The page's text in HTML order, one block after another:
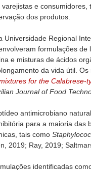
e
dos produtos.
Universidade Regional
formulações de
e misturas de ácidos
da vida útil.
for the Calabrese-
Journal of Food
antimicrobiano
para a maioria das
tais como
2019; Ray, 2019;
identificadas